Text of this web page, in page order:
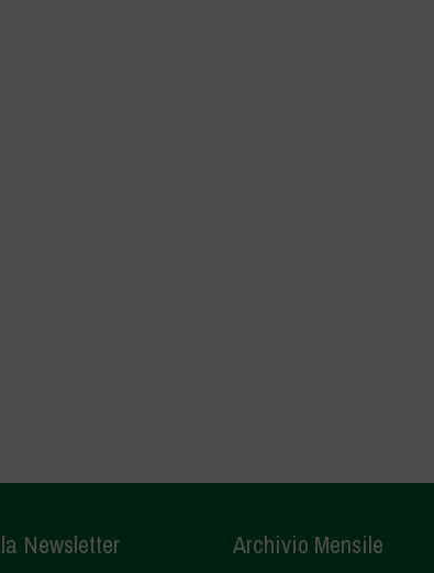
Newsletter Archivio Mensile